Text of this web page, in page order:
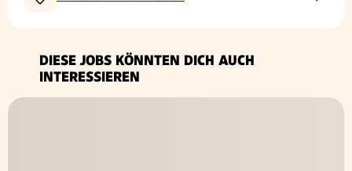
DIESE JOBS KÖNNTEN DICH AUCH
INTERESSIEREN